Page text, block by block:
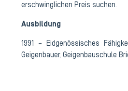
erschwinglichen Preis suchen.
Ausbildung
1991 – Eidgenössisches
Geigenbauer, Geigenbauschule